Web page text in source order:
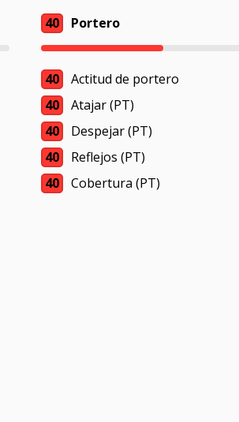
40 Portero
40
Actitud de portero
40
Atajar (PT)
40
Despejar (PT)
40
Reflejos (PT)
40
Cobertura (PT)